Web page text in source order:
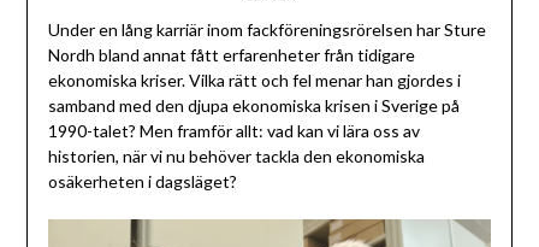
Under en lång karriär inom fackföreningsrörelsen har Sture
Nordh bland annat fått erfarenheter från tidigare
ekonomiska kriser. Vilka rätt och fel menar han gjordes i
samband med den djupa ekonomiska krisen i Sverige på
1990-talet? Men framför allt: vad kan vi lära oss av
historien, när vi nu behöver tackla den ekonomiska
osäkerheten i dagsläget?